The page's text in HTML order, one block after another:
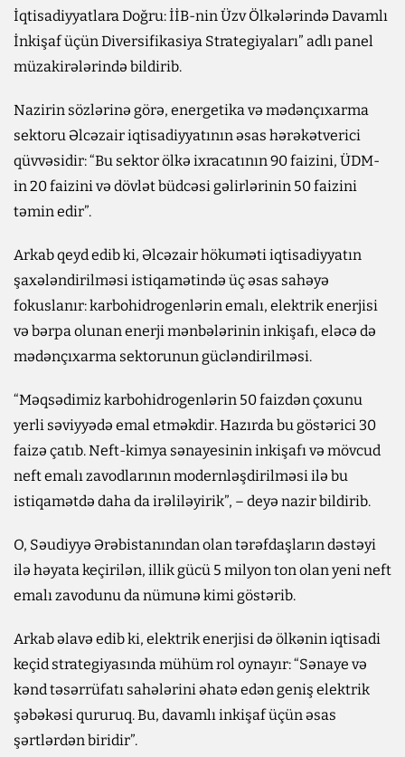
İqtisadiyyatlara Doğru: İİB-nin Üzv Ölkələrində Davamlı
İnkişaf üçün Diversifikasiya Strategiyaları” adlı panel
müzakirələrində bildirib.
Nazirin sözlərinə görə, energetika və mədənçıxarma
sektoru Əlcəzair iqtisadiyyatının əsas hərəkətverici
qüvvəsidir: “Bu sektor ölkə ixracatının 90 faizini, ÜDM-
in 20 faizini və dövlət büdcəsi gəlirlərinin 50 faizini
təmin edir”.
Arkab qeyd edib ki, Əlcəzair hökuməti iqtisadiyyatın
şaxələndirilməsi istiqamətində üç əsas sahəyə
fokuslanır: karbohidrogenlərin emalı, elektrik enerjisi
və bərpa olunan enerji mənbələrinin inkişafı, eləcə də
mədənçıxarma sektorunun gücləndirilməsi.
“Məqsədimiz karbohidrogenlərin 50 faizdən çoxunu
yerli səviyyədə emal etməkdir. Hazırda bu göstərici 30
faizə çatıb. Neft-kimya sənayesinin inkişafı və mövcud
neft emalı zavodlarının modernləşdirilməsi ilə bu
istiqamətdə daha da irəliləyirik”, – deyə nazir bildirib.
O, Səudiyyə Ərəbistanından olan tərəfdaşların dəstəyi
ilə həyata keçirilən, illik gücü 5 milyon ton olan yeni neft
emalı zavodunu da nümunə kimi göstərib.
Arkab əlavə edib ki, elektrik enerjisi də ölkənin iqtisadi
keçid strategiyasında mühüm rol oynayır: “Sənaye və
kənd təsərrüfatı sahələrini əhatə edən geniş elektrik
şəbəkəsi qururuq. Bu, davamlı inkişaf üçün əsas
şərtlərdən biridir”.